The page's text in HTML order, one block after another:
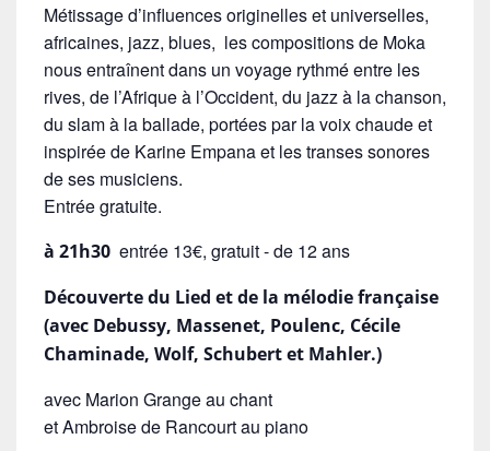
Métissage d’influences originelles et universelles,
africaines, jazz, blues, les compositions de Moka
nous entraînent dans un voyage rythmé entre les
rives, de l’Afrique à l’Occident, du jazz à la chanson,
du slam à la ballade, portées par la voix chaude et
inspirée de Karine Empana et les transes sonores
de ses musiciens.
Entrée gratuite.
à 21h30 entrée 13€, gratuit - de 12 ans
Découverte du Lied et de la mélodie française
(avec Debussy, Massenet, Poulenc, Cécile
Chaminade, Wolf, Schubert et Mahler.)
avec Marion Grange au chant
et Ambroise de Rancourt au piano